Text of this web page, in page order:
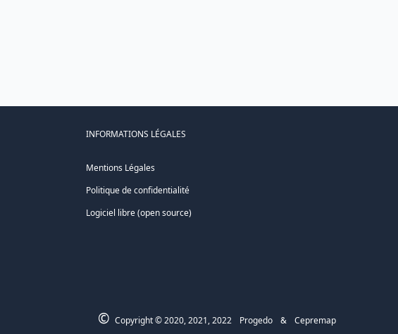
INFORMATIONS LÉGALES
Mentions Légales
Politique de confidentialité
Logiciel libre (open source)
© Copyright © 2020, 2021, 2022 Progedo & Cepremap